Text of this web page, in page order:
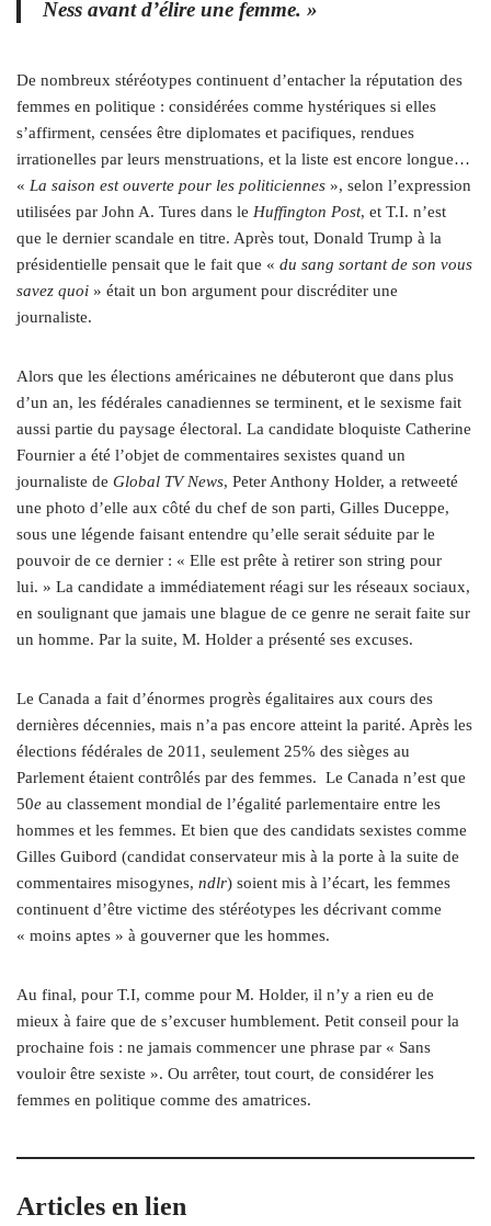
Ness avant d’élire une femme. »
De nombreux stéréotypes continuent d’entacher la réputation des
femmes en politique : considérées comme hystériques si elles
s’affirment, censées être diplomates et pacifiques, rendues
irrationelles par leurs menstruations, et la liste est encore longue…
« La saison est ouverte pour les politiciennes », selon l’expression
utilisées par John A. Tures dans le Huffington Post, et T.I. n’est
que le dernier scandale en titre. Après tout, Donald Trump à la
présidentielle pensait que le fait que « du sang sortant de son vous
savez quoi » était un bon argument pour discréditer une
journaliste.
Alors que les élections américaines ne débuteront que dans plus
d’un an, les fédérales canadiennes se terminent, et le sexisme fait
aussi partie du paysage électoral. La candidate bloquiste Catherine
Fournier a été l’objet de commentaires sexistes quand un
journaliste de Global TV News, Peter Anthony Holder, a retweeté
une photo d’elle aux côté du chef de son parti, Gilles Duceppe,
sous une légende faisant entendre qu’elle serait séduite par le
pouvoir de ce dernier : « Elle est prête à retirer son string pour
lui. » La candidate a immédiatement réagi sur les réseaux sociaux,
en soulignant que jamais une blague de ce genre ne serait faite sur
un homme. Par la suite, M. Holder a présenté ses excuses.
Le Canada a fait d’énormes progrès égalitaires aux cours des
dernières décennies, mais n’a pas encore atteint la parité. Après les
élections fédérales de 2011, seulement 25% des sièges au
Parlement étaient contrôlés par des femmes. Le Canada n’est que
50e au classement mondial de l’égalité parlementaire entre les
hommes et les femmes. Et bien que des candidats sexistes comme
Gilles Guibord (candidat conservateur mis à la porte à la suite de
commentaires misogynes, ndlr) soient mis à l’écart, les femmes
continuent d’être victime des stéréotypes les décrivant comme
« moins aptes » à gouverner que les hommes.
Au final, pour T.I, comme pour M. Holder, il n’y a rien eu de
mieux à faire que de s’excuser humblement. Petit conseil pour la
prochaine fois : ne jamais commencer une phrase par « Sans
vouloir être sexiste ». Ou arrêter, tout court, de considérer les
femmes en politique comme des amatrices.
Articles en lien